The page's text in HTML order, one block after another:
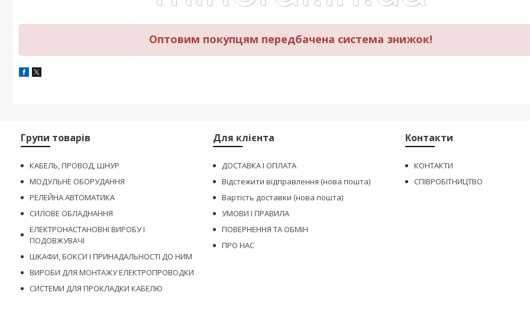
Оптовим покупцям передбачена система знижок!
Групи товарів
КАБЕЛЬ, ПРОВОД, ШНУР
МОДУЛЬНЕ ОБОРУДАННЯ
РЕЛЕЙНА АВТОМАТИКА
СИЛОВЕ ОБЛАДНАННЯ
ЕЛЕКТРОНАСТАНОВНІ ВИРОБУ І
ПОДОВЖУВАЧІ
ШКАФИ, БОКСИ І ПРИНАДАЛЬНОСТІ ДО НИМ
ВИРОБИ ДЛЯ МОНТАЖУ ЕЛЕКТРОПРОВОДКИ
СИСТЕМИ ДЛЯ ПРОКЛАДКИ КАБЕЛЮ
Для клієнта
ДОСТАВКА І ОПЛАТА
Відстежити відправлення (нова пошта)
Вартість доставки (нова пошта)
УМОВИ І ПРАВИЛА
ПОВЕРНЕННЯ ТА ОБМІН
ПРО НАС
Контакти
КОНТАКТИ
СПІВРОБІТНИЦТВО